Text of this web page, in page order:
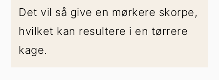
Det vil så give en mørkere skorpe,
hvilket kan resultere i en tørrere
kage.